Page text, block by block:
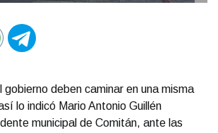
gobierno deben caminar en una misma
lo indicó Mario Antonio Guillén
municipal de Comitán, ante las